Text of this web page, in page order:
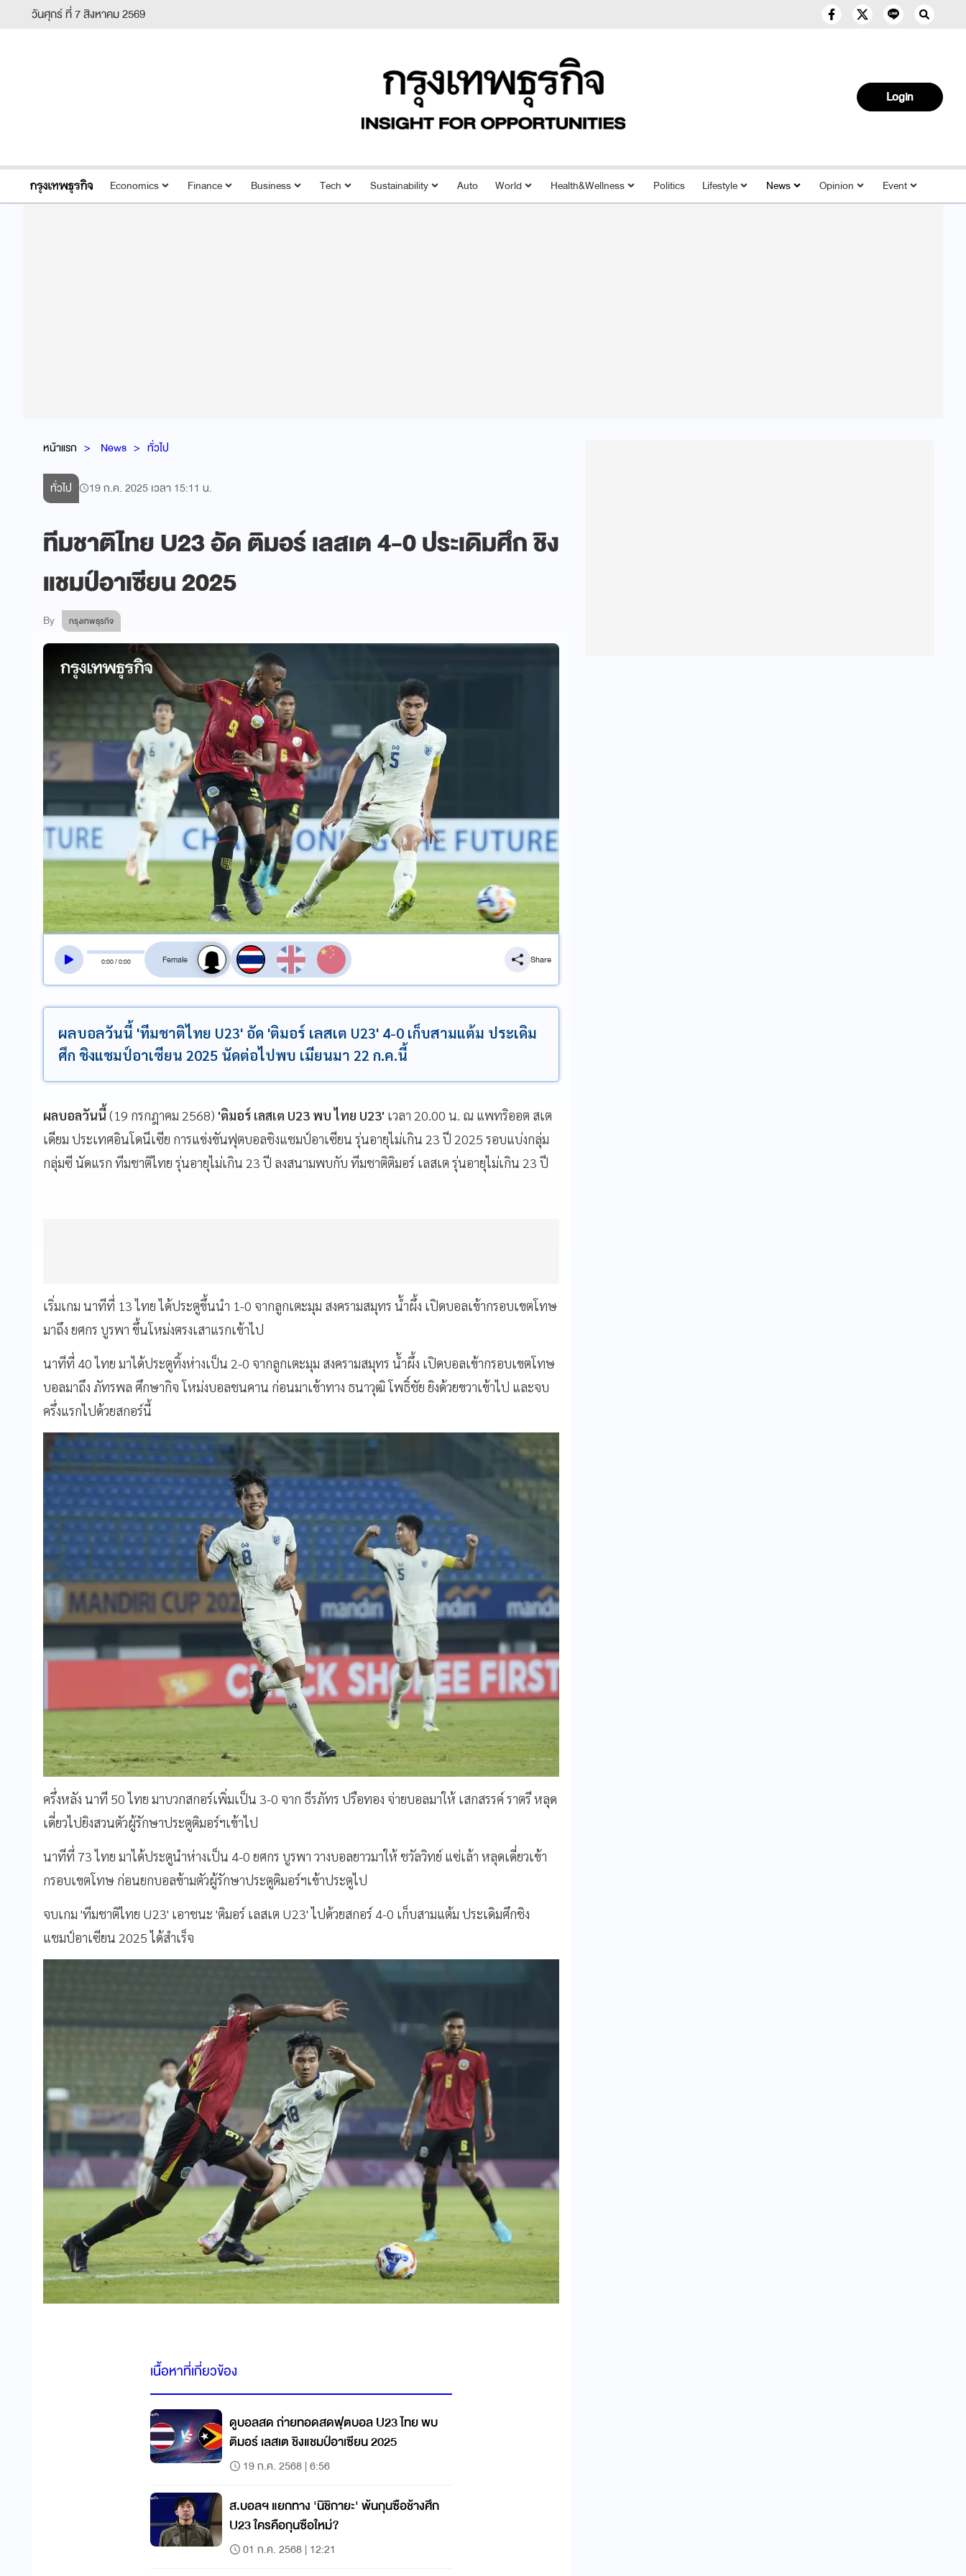
วันศุกร์ ที่ 7 สิงหาคม 2569
Login
Economics Finance Business Tech Sustainability Auto World Health&Wellness Politics Lifestyle News Opinion Event
หน้าแรก News ทั่วไป
ทั่วไป 19 ก.ค. 2025 เวลา 15:11 น.
ทีมชาติไทย U23 อัด ติมอร์ เลสเต 4-0 ประเดิมศึก ชิง
แชมป์อาเซียน 2025
By กรุงเทพธุรกิจ
0:00/0:00
สลับเสียงอ่าน
Share
ผลบอลวันนี้ 'ทีมชาติไทย U23' อัด 'ติมอร์ เลสเต U23' 4-0 เก็บสามแต้ม ประเดิม
ศึก ชิงแชมป์อาเซียน 2025 นัดต่อไปพบ เมียนมา 22 ก.ค.นี้
ผลบอลวันนี้ (19 กรกฎาคม 2568) 'ติมอร์ เลสเต U23 พบ ไทย U23' เวลา 20.00 น. ณ แพทริออต สเต
เดียม ประเทศอินโดนีเซีย การแข่งขันฟุตบอลชิงแชมป์อาเซียน รุ่นอายุไม่เกิน 23 ปี 2025 รอบแบ่งกลุ่ม
กลุ่มซี นัดแรก ทีมชาติไทย รุ่นอายุไม่เกิน 23 ปี ลงสนามพบกับ ทีมชาติติมอร์ เลสเต รุ่นอายุไม่เกิน 23 ปี
เริ่มเกม นาทีที่ 13 ไทย ได้ประตูขึ้นนำ 1-0 จากลูกเตะมุม สงครามสมุทร น้ำผึ้ง เปิดบอลเข้ากรอบเขตโทษ
มาถึง ยศกร บูรพา ขึ้นโหม่งตรงเสาแรกเข้าไป
นาทีที่ 40 ไทย มาได้ประตูทิ้งห่างเป็น 2-0 จากลูกเตะมุม สงครามสมุทร น้ำผึ้ง เปิดบอลเข้ากรอบเขตโทษ
บอลมาถึง ภัทรพล ศึกษากิจ โหม่งบอลชนคาน ก่อนมาเข้าทาง ธนาวุฒิ โพธิ์ชัย ยิงด้วยขวาเข้าไป และจบ
ครึ่งแรกไปด้วยสกอร์นี้
ครึ่งหลัง นาที 50 ไทย มาบวกสกอร์เพิ่มเป็น 3-0 จาก ธีรภัทร ปรือทอง จ่ายบอลมาให้ เสกสรรค์ ราตรี หลุด
เดี่ยวไปยิงสวนตัวผู้รักษาประตูติมอร์ฯเข้าไป
นาทีที่ 73 ไทย มาได้ประตูนำห่างเป็น 4-0 ยศกร บูรพา วางบอลยาวมาให้ ชวัลวิทย์ แซ่เล้า หลุดเดี่ยวเข้า
กรอบเขตโทษ ก่อนยกบอลข้ามตัวผู้รักษาประตูติมอร์ฯเข้าประตูไป
จบเกม 'ทีมชาติไทย U23' เอาชนะ 'ติมอร์ เลสเต U23' ไปด้วยสกอร์ 4-0 เก็บสามแต้ม ประเดิมศึกชิง
แชมป์อาเซียน 2025 ได้สำเร็จ
เนื้อหาที่เกี่ยวข้อง
ดูบอลสด ถ่ายทอดสดฟุตบอล U23 ไทย พบ
ติมอร์ เลสเต ชิงแชมป์อาเซียน 2025
19 ก.ค. 2568 | 6:56
ส.บอลฯ แยกทาง 'นิชิกายะ' พ้นกุนซือช้างศึก
U23 ใครคือกุนซือใหม่?
01 ก.ค. 2568 | 12:21